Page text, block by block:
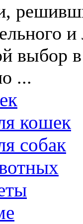
и
...
кошек
собак